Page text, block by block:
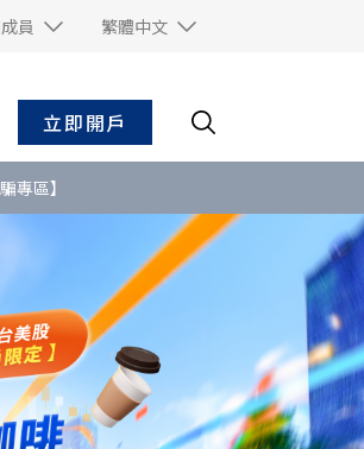
員 繁體中文
立即開戶
專區】